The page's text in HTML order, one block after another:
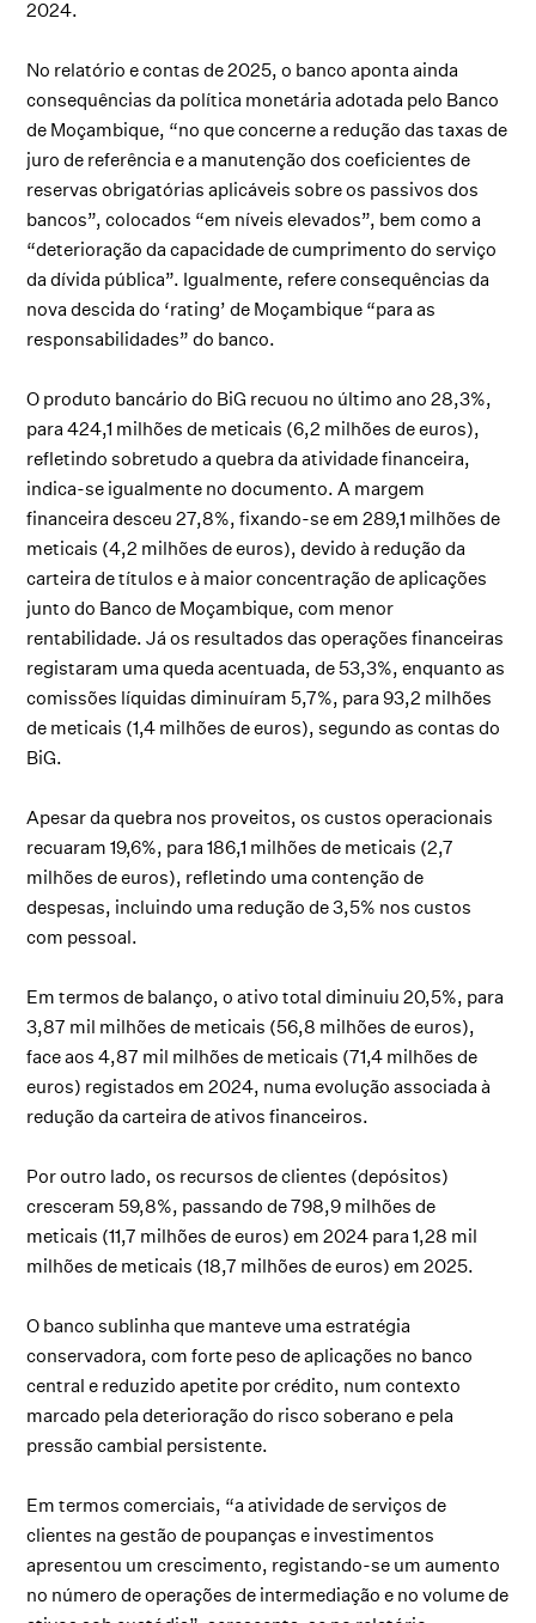
2024.
No relatório e contas de 2025, o banco aponta ainda
consequências da política monetária adotada pelo Banco
de Moçambique, “no que concerne a redução das taxas de
juro de referência e a manutenção dos coeficientes de
reservas obrigatórias aplicáveis sobre os passivos dos
bancos”, colocados “em níveis elevados”, bem como a
“deterioração da capacidade de cumprimento do serviço
da dívida pública”. Igualmente, refere consequências da
nova descida do ‘rating’ de Moçambique “para as
responsabilidades” do banco.
O produto bancário do BiG recuou no último ano 28,3%,
para 424,1 milhões de meticais (6,2 milhões de euros),
refletindo sobretudo a quebra da atividade financeira,
indica-se igualmente no documento. A margem
financeira desceu 27,8%, fixando-se em 289,1 milhões de
meticais (4,2 milhões de euros), devido à redução da
carteira de títulos e à maior concentração de aplicações
junto do Banco de Moçambique, com menor
rentabilidade. Já os resultados das operações financeiras
registaram uma queda acentuada, de 53,3%, enquanto as
comissões líquidas diminuíram 5,7%, para 93,2 milhões
de meticais (1,4 milhões de euros), segundo as contas do
BiG.
Apesar da quebra nos proveitos, os custos operacionais
recuaram 19,6%, para 186,1 milhões de meticais (2,7
milhões de euros), refletindo uma contenção de
despesas, incluindo uma redução de 3,5% nos custos
com pessoal.
Em termos de balanço, o ativo total diminuiu 20,5%, para
3,87 mil milhões de meticais (56,8 milhões de euros),
face aos 4,87 mil milhões de meticais (71,4 milhões de
euros) registados em 2024, numa evolução associada à
redução da carteira de ativos financeiros.
Por outro lado, os recursos de clientes (depósitos)
cresceram 59,8%, passando de 798,9 milhões de
meticais (11,7 milhões de euros) em 2024 para 1,28 mil
milhões de meticais (18,7 milhões de euros) em 2025.
O banco sublinha que manteve uma estratégia
conservadora, com forte peso de aplicações no banco
central e reduzido apetite por crédito, num contexto
marcado pela deterioração do risco soberano e pela
pressão cambial persistente.
Em termos comerciais, “a atividade de serviços de
clientes na gestão de poupanças e investimentos
apresentou um crescimento, registando-se um aumento
no número de operações de intermediação e no volume de